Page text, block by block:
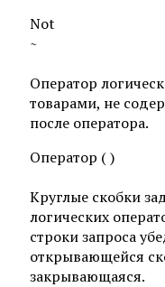
Not
~
Оператор
товарами, не
после оператора.
Оператор ( )
Круглые скобки
логических
строки запроса
открывающейся
закрывающаяся.